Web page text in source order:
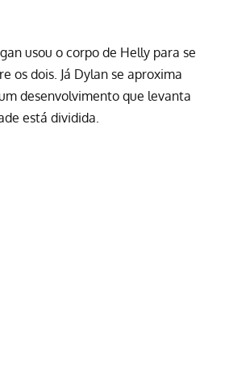
usou o corpo de Helly para se
os dois. Já Dylan se aproxima
desenvolvimento que levanta
está dividida.